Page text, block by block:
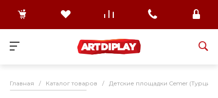
Главная / Каталог товаров / Детские площадки Cemer (Турция)